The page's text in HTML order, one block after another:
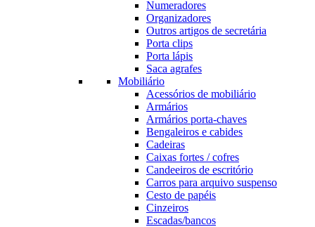
Numeradores
Organizadores
Outros artigos de secretária
Porta clips
Porta lápis
Saca agrafes
Mobiliário
Acessórios de mobiliário
Armários
Armários porta-chaves
Bengaleiros e cabides
Cadeiras
Caixas fortes / cofres
Candeeiros de escritório
Carros para arquivo suspenso
Cesto de papéis
Cinzeiros
Escadas/bancos